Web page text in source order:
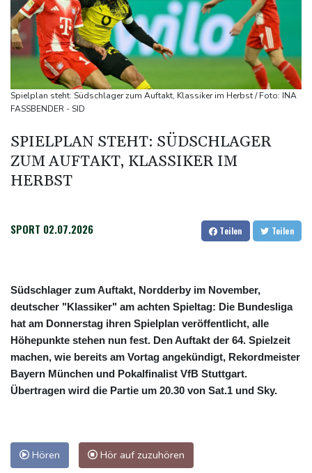
überrollt und getötet
Nach Tod von 37-Jähriger in Hessen: Tatverdächtiger wieder auf
freiem Fuß
Deutschlands Exporte im Juni leicht gestiegen
Ungenügender Schutz von Kindern: Meta muss in den USA 567
Millionen Dollar zahlen
Argentinien: Polizei geht mit Tränengas und Gummigeschossen
gegen Proteste vor
WNBA: Toronto bleibt trotz starker Sabally in der Krise
Spielplan steht: Südschlager zum Auftakt, Klassiker im Herbst / Foto: INA
FASSBENDER - SID
SPIELPLAN STEHT: SÜDSCHLAGER
ZUM AUFTAKT, KLASSIKER IM
HERBST
SPORT 02.07.2026 Teilen Teilen
Südschlager zum Auftakt, Nordderby im November,
deutscher "Klassiker" am achten Spieltag: Die Bundesliga
hat am Donnerstag ihren Spielplan veröffentlicht, alle
Höhepunkte stehen nun fest. Den Auftakt der 64. Spielzeit
machen, wie bereits am Vortag angekündigt, Rekordmeister
Bayern München und Pokalfinalist VfB Stuttgart.
Übertragen wird die Partie um 20.30 von Sat.1 und Sky.
Hören Hör auf zuzuhören